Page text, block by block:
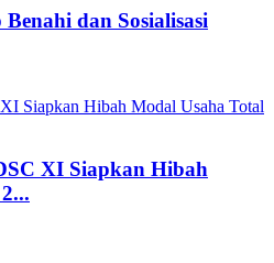
dan Sosialisasi
XI Siapkan Hibah